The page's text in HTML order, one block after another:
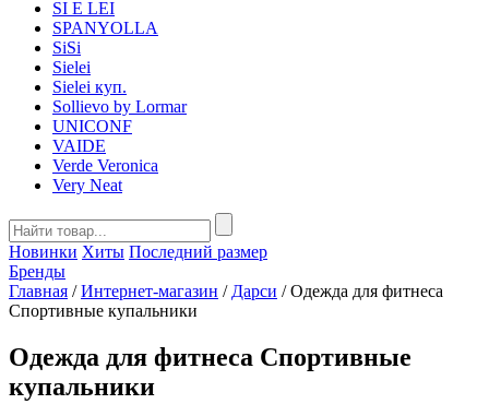
SI E LEI
SPANYOLLA
SiSi
Sielei
Sielei куп.
Sollievo by Lormar
UNICONF
VAIDE
Verde Veronica
Very Neat
Новинки Хиты Последний размер
Бренды
Главная / Интернет-магазин / Дарси /Одежда для фитнеса
Спортивные купальники
Одежда для фитнеса Спортивные
купальники